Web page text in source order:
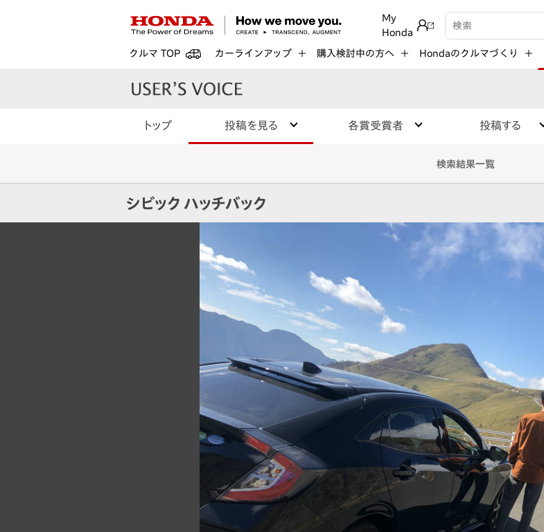
My
Honda
検索キーワード入力
クルマ TOP カーラインアップ 購入検討中の方へ Hondaのクルマづくり
トップ 投稿を見る 各賞受賞者 投稿する
検索結果一覧
シビック ハッチバック